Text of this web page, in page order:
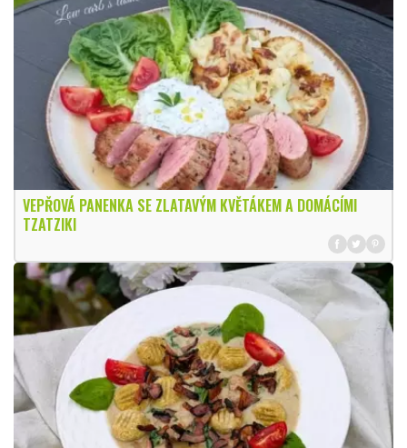
VEPŘOVÁ PANENKA SE ZLATAVÝM KVĚTÁKEM A DOMÁCÍMI
TZATZIKI